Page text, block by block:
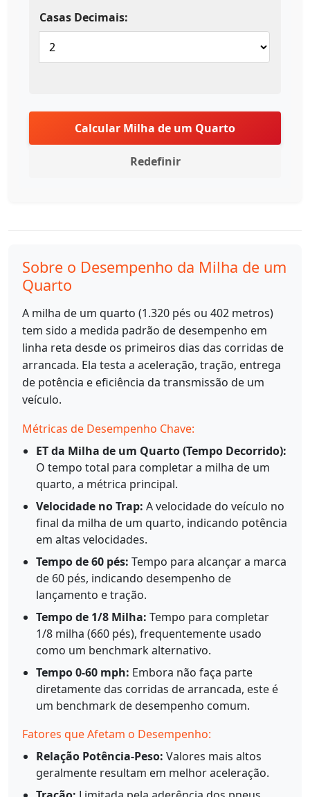
Casas Decimais:
Calcular Milha de um Quarto
Redefinir
Sobre o Desempenho da Milha de um
Quarto
A milha de um quarto (1.320 pés ou 402 metros)
tem sido a medida padrão de desempenho em
linha reta desde os primeiros dias das corridas de
arrancada. Ela testa a aceleração, tração, entrega
de potência e eficiência da transmissão de um
veículo.
Métricas de Desempenho Chave:
ET da Milha de um Quarto (Tempo Decorrido):
O tempo total para completar a milha de um
quarto, a métrica principal.
Velocidade no Trap: A velocidade do veículo no
final da milha de um quarto, indicando potência
em altas velocidades.
Tempo de 60 pés: Tempo para alcançar a marca
de 60 pés, indicando desempenho de
lançamento e tração.
Tempo de 1/8 Milha: Tempo para completar
1/8 milha (660 pés), frequentemente usado
como um benchmark alternativo.
Tempo 0-60 mph: Embora não faça parte
diretamente das corridas de arrancada, este é
um benchmark de desempenho comum.
Fatores que Afetam o Desempenho:
Relação Potência-Peso: Valores mais altos
geralmente resultam em melhor aceleração.